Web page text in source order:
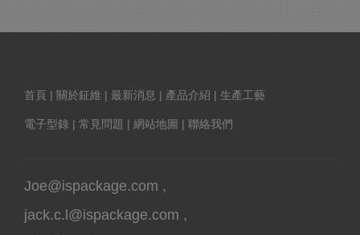
Joe@ispackage.com ,
jack.c.l@ispackage.com ,
首頁 | 關於鉦維 | 最新消息 | 產品介紹 | 生產工藝
電子型錄 | 常見問題 | 網站地圖 | 聯絡我們